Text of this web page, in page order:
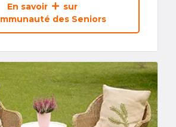
En savoir
sur
des Seniors